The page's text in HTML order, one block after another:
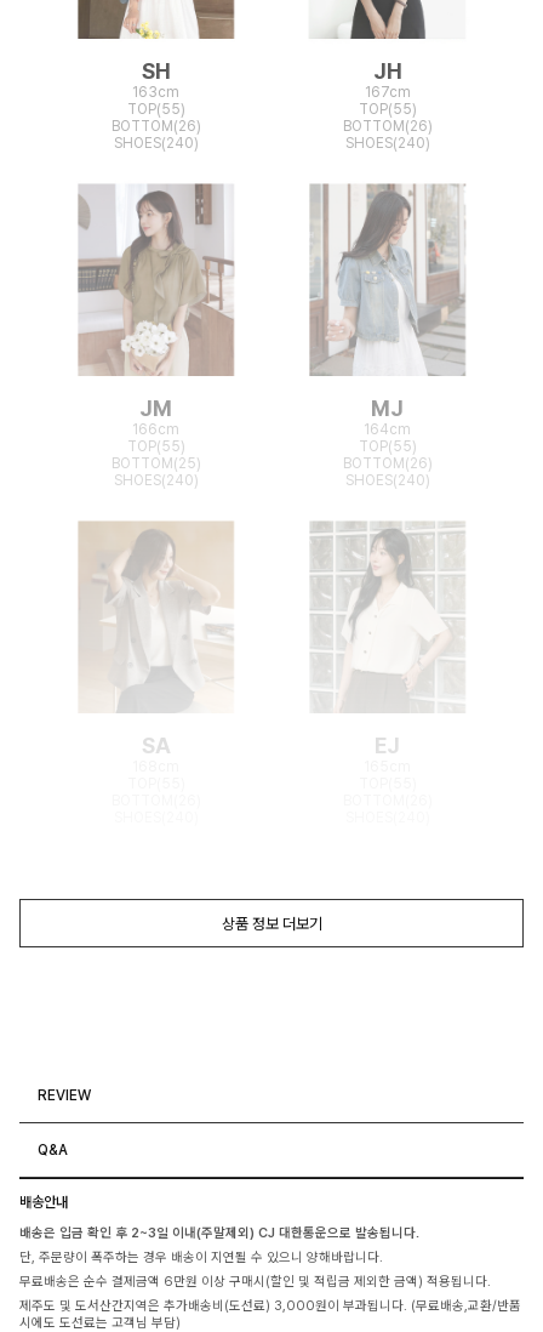
SH
163cm
TOP(55)
BOTTOM(26)
SHOES(240)
JH
167cm
TOP(55)
BOTTOM(26)
SHOES(240)
JM
166cm
TOP(55)
BOTTOM(25)
SHOES(240)
MJ
164cm
TOP(55)
BOTTOM(26)
SHOES(240)
SA EJ
상품 정보 더보기
REVIEW
Q&A
배송안내
배송은 입금 확인 후 2~3일 이내(주말제외) CJ 대한통운으로 발송됩니다.
단, 주문량이 폭주하는 경우 배송이 지연될 수 있으니 양해바랍니다.
무료배송은 순수 결제금액 6만원 이상 구매시(할인 및 적립금 제외한 금액) 적용됩니다.
제주도 및 도서산간지역은 추가배송비(도선료) 3,000원이 부과됩니다. (무료배송,교환/반품
시에도 도선료는 고객님 부담)